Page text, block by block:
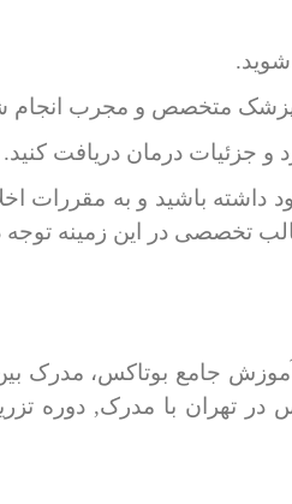
جزئیات درمان دریافت کنید.
داشته باشید و به مقررات
تخصصی در این زمینه توجه
جامع بوتاکس، مدرک
تهران با مدرک, دوره